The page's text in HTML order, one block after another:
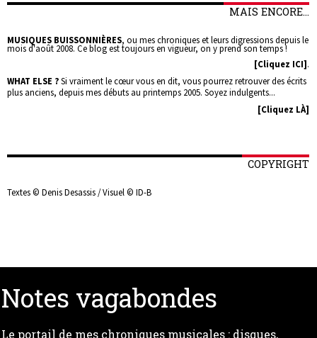
MAIS ENCORE...
MUSIQUES BUISSONNIÈRES, ou mes chroniques et leurs digressions depuis le
mois d'août 2008. Ce blog est toujours en vigueur, on y prend son temps !
[Cliquez ICI].
WHAT ELSE ?Si vraiment le cœur vous en dit, vous pourrez retrouver des écrits
plus anciens, depuis mes débuts au printemps 2005. Soyez indulgents...
[Cliquez LÀ]
COPYRIGHT
Textes © Denis Desassis / Visuel © ID-B
Notes vagabondes
Le portail de mes chroniques musicales : disques,